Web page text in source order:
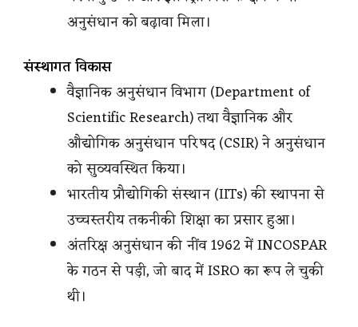
अनुसंधान को बढ़ावा मिला।
संस्थागत विकास
वैज्ञानिक अनुसंधान विभाग (Department of
Scientific Research) तथा वैज्ञानिक और
औद्योगिक अनुसंधान परिषद (CSIR) ने अनुसंधान
को सुव्यवस्थित किया।
भारतीय प्रौद्योगिकी संस्थान (IITs) की स्थापना से
उच्चस्तरीय तकनीकी शिक्षा का प्रसार हुआ।
अंतरिक्ष अनुसंधान की नींव 1962 में INCOSPAR
के गठन से पड़ी, जो बाद में ISRO का रूप ले चुकी
थी।